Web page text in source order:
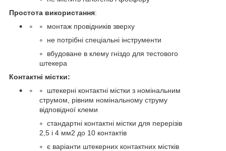
Простота використання:
монтаж провідників зверху
не потрібні спеціальні інструменти
вбудоване в клему гніздо для тестового
штекера
Контактні містки:
штекерні контактні містки з номінальним
струмом, рівним номінальному струму
відповідної клеми
стандартні контактні містки для перерізів
2,5 і 4 мм2 до 10 контактів
є варіанти штекерних контактних містків